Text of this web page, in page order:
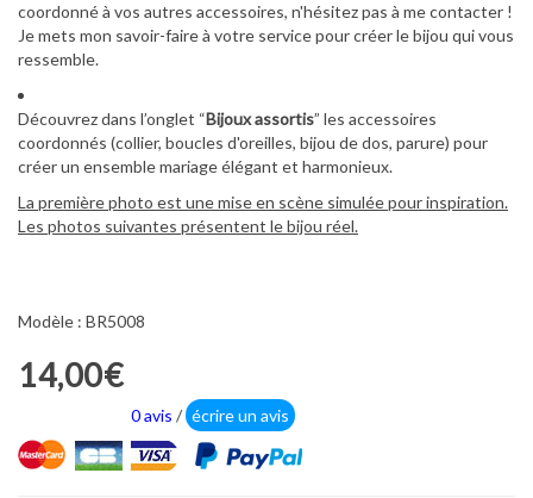
coordonné à vos autres accessoires, n'hésitez pas à me contacter !
Je mets mon savoir-faire à votre service pour créer le bijou qui vous
ressemble.
Découvrez dans l’onglet “Bijoux assortis” les accessoires
coordonnés (collier, boucles d'oreilles, bijou de dos, parure) pour
créer un ensemble mariage élégant et harmonieux.
La première photo est une mise en scène simulée pour inspiration.
Les photos suivantes présentent le bijou réel.
Modèle : BR5008
14,00€
0 avis / écrire un avis